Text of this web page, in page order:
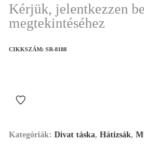
Kérjük, jelentkezzen
megtekintéséhez
CIKKSZÁM: SR-8188
Kategóriák: Divat táska, Hátizsák,